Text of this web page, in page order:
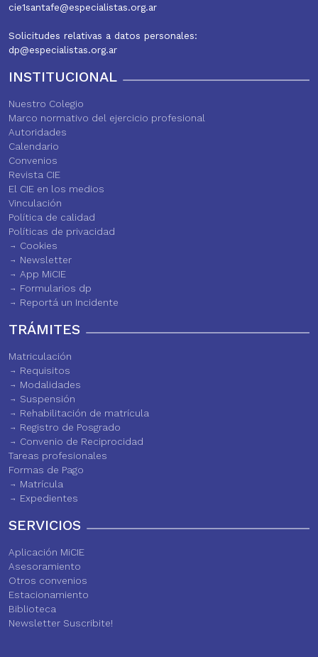
cie1santafe@especialistas.org.ar
Solicitudes relativas a datos personales:
dp@especialistas.org.ar
INSTITUCIONAL
Nuestro Colegio
Marco normativo del ejercicio profesional
Autoridades
Calendario
Convenios
Revista CIE
El CIE en los medios
Vinculación
Política de calidad
Políticas de privacidad
Cookies
Newsletter
App MiCIE
Formularios dp
Reportá un Incidente
TRÁMITES
Matriculación
Requisitos
Modalidades
Suspensión
Rehabilitación de matrícula
Registro de Posgrado
Convenio de Reciprocidad
Tareas profesionales
Formas de Pago
Matrícula
Expedientes
SERVICIOS
Aplicación MiCIE
Asesoramiento
Otros convenios
Estacionamiento
Biblioteca
Newsletter Suscribite!